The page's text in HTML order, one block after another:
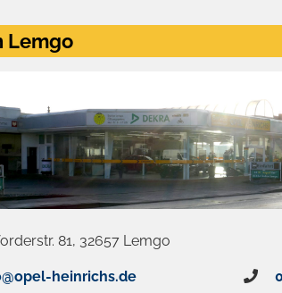
Lemgo
81, 32657 Lemgo
heinrichs.de